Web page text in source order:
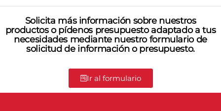
Madroño
silla, etc.
Solicita más información sobre nuestros
productos o pídenos presupuesto adaptado a tus
necesidades mediante nuestro formulario de
solicitud de información o presupuesto.
Ir al formulario